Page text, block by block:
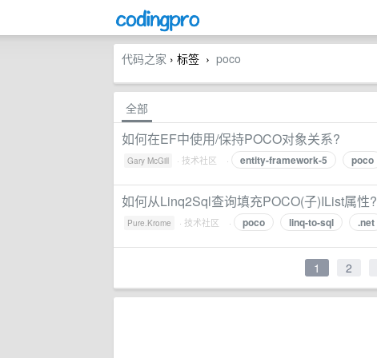
代码之家 › 标签 › poco
全部
如何在EF中使用/保持POCO对象关系?
Gary McGill · 技术社区 · entity-framework-5 poco
如何从Linq2Sql查询填充POCO(子)IList属性?
Pure.Krome · 技术社区 · poco linq-to-sql .net
1 2